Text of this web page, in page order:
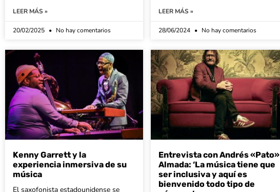
LEER MÁS »
20/02/2025 No hay comentarios
LEER MÁS »
28/06/2024 No hay comentarios
Kenny Garrett y la
experiencia inmersiva de su
música
El saxofonista estadounidense se
Entrevista con Andrés «Pato»
Almada: ‘La música tiene que
ser inclusiva y aquí es
bienvenido todo tipo de